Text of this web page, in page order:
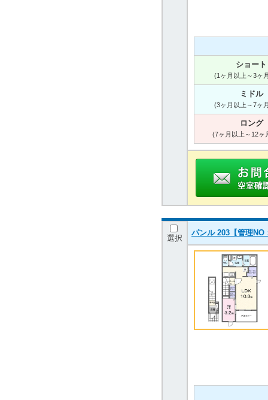
ショート
(1ヶ月以上～3ヶ
ミドル
(3ヶ月以上～7ヶ
ロング
(7ヶ月以上～12ヶ
選択
パンル 203【管理